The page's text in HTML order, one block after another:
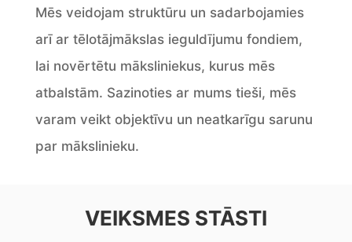
Mēs veidojam struktūru un sadarbojamies
arī ar tēlotājmākslas ieguldījumu fondiem,
lai novērtētu māksliniekus, kurus mēs
atbalstām. Sazinoties ar mums tieši, mēs
varam veikt objektīvu un neatkarīgu sarunu
par mākslinieku.
VEIKSMES STĀSTI